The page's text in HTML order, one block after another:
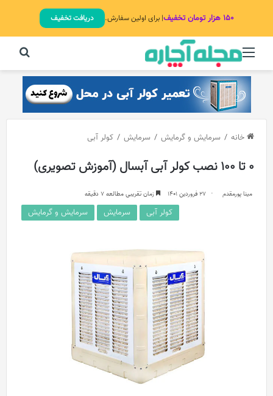
۱۵۰ هزار تومان تخفیف | برای اولین سفارش. دریافت تخفیف
منو
خانه / سرمایش و گرمایش / سرمایش / کولر آبی
0 تا 100 نصب کولر آبی آبسال (آموزش تصویری)
مینا پورمقدم 27 فروردین 1401 زمان تقریبی مطالعه 7 دقیقه
کولر آبی سرمایش سرمایش و گرمایش